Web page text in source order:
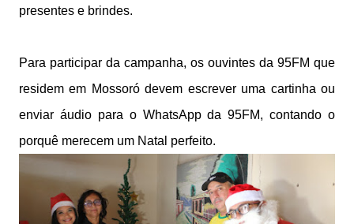
presentes e brindes.
Para participar da campanha, os ouvintes da 95FM que
residem em Mossoró devem escrever uma cartinha ou
enviar áudio para o WhatsApp da 95FM, contando o
porquê merecem um Natal perfeito.